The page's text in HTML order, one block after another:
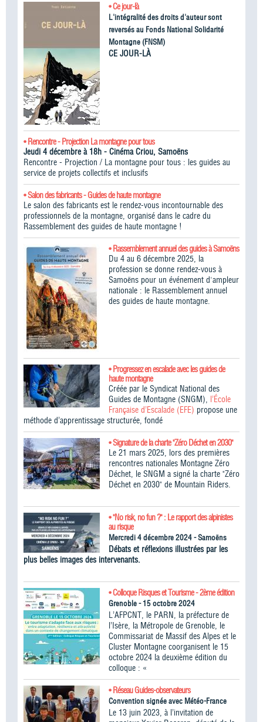
• Ce jour-là
L'intégralité des droits d'auteur sont
reversés au Fonds National Solidarité
Montagne (FNSM)
CE JOUR-LÀ
• Rencontre - Projection La montagne pour tous
Jeudi 4 décembre à 18h - Cinéma Criou, Samoëns
Rencontre - Projection / La montagne pour tous : les guides au
service de projets collectifs et inclusifs
• Salon des fabricants - Guides de haute montagne
Le salon des fabricants est le rendez-vous incontournable des
professionnels de la montagne, organisé dans le cadre du
Rassemblement des guides de haute montagne !​
• Rassemblement annuel des guides à Samoëns
Du 4 au 6 décembre 2025, la
profession se donne rendez-vous à
Samoëns pour un événement d'ampleur
nationale : le Rassemblement annuel
des guides de haute montagne.
• Progressez en escalade avec les guides de
haute montagne
Créée par le Syndicat National des
Guides de Montagne (SNGM), l’École
Française d’Escalade (EFE) propose une
méthode d’apprentissage structurée, fondé
• Signature de la charte "Zéro Déchet en 2030"
Le 21 mars 2025, lors des premières
rencontres nationales Montagne Zéro
Déchet, le SNGM a signé la charte "Zéro
Déchet en 2030" de Mountain Riders.
• "No risk, no fun ?" : Le rapport des alpinistes
au risque
Mercredi 4 décembre 2024 - Samoëns
Débats et réflexions illustrées par les
plus belles images des intervenants.
• Colloque Risques et Tourisme - 2ème édition
Grenoble - 15 octobre 2024
L’AFPCNT, le PARN, la préfecture de
l’Isère, la Métropole de Grenoble, le
Commissariat de Massif des Alpes et le
Cluster Montagne coorganisent le 15
octobre 2024 la deuxième édition du
colloque : «
• Réseau Guides-observateurs
Convention signée avec Météo-France
Le 13 juin 2023, à l’invitation de